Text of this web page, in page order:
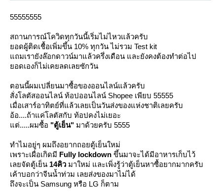
55555555
สถานการณ์โควิดทุกวันนี้เริ่มไม่ไหวแล้วครับ
อดผู้ติดเชื้อเพิ่มขึ้น 10% ทุกวัน ไม่รวม Test kit
ถมเรายังล๊อกดาวน์มาแล้วครึ่งเดือน และยังคงต้องทำต่อไป
อดเองก็ไม่เคยลดเลยซักวัน
ตอนนี้ผมเปลี่ยนมาซื้อของออนไลน์แล้วครับ
สั่งโลตัสออนไลน์ ท้อปออนไลน์ Shopee เพียบ 55555
เมื่อเสาร์อาทิตย์ที่แล้วเลยเป็นวันส่งของแห่งชาติเลยครับ
อ้อ....ถ้าแค่โลตัสกับ ท้อปคงไม่เยอะ
ต่.....ผมซื้อ "ตู้เย็น" มาด้วยครับ 5555
ทำไมอยู่ๆ ผมถึงอยากถอยตู้เย็นใหม่
เพราะเผื่อเกิดมี Fully lockdown ขึ้นมาจะได้มีอาหารเก็บไว้
เลยจัดตู้เย็น 14คิว มาใหม่ และเพิ่งรู้ว่าตู้เย็นหาซื้อยากมากครับ
เค้าบอกว่าจีนน้ำท่วม เลยส่งของมาไม่ได้
ถึงจะเป็น Samsung หรือ LG ก็ตาม